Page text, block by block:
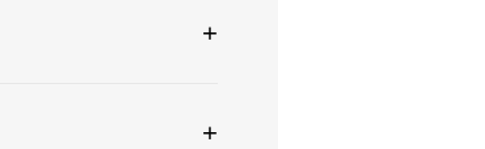
+
+